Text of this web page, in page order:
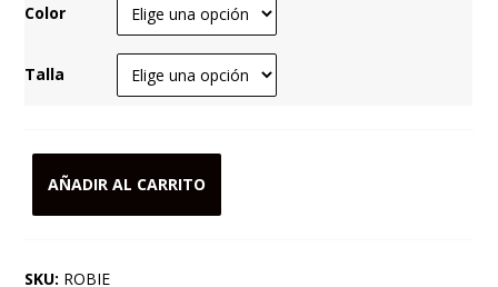
Color
Talla
AÑADIR AL CARRITO
SKU: ROBIE